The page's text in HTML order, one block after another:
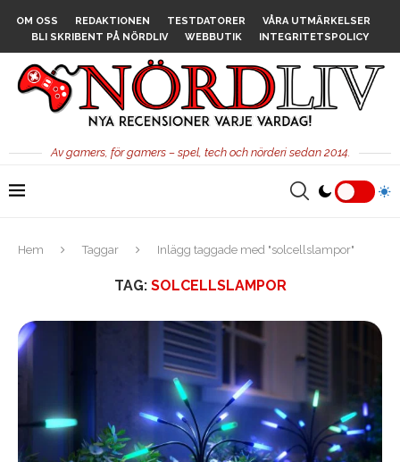
OM OSS REDAKTIONEN TESTDATORER
VÅRA UTMÄRKELSER
BLI SKRIBENT PÅ NÖRDLIV
WEBBUTIK INTEGRITETSPOLICY
Av gamers, för gamers – spel, tech och nörderi sedan 2014.
Hem Taggar Inlägg taggade med "solcellslampor"
TAG: SOLCELLSLAMPOR